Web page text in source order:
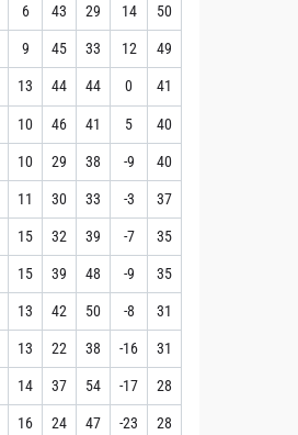
6 43 29 14 50
9 45 33 12 49
13 44 44 0 41
10 46 41 5 40
10 29 38 -9 40
11 30 33 -3 37
15 32 39 -7 35
15 39 48 -9 35
13 42 50 -8 31
13 22 38 -16 31
14 37 54 -17 28
16 24 47 -23 28